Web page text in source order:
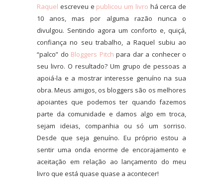
Raquel escreveu e publicou um livro há cerca de
10 anos, mas por alguma razão nunca o
divulgou. Sentindo agora um conforto e, quiçá,
confiança no seu trabalho, a Raquel subiu ao
“palco” do Bloggers Pitch para dar a conhecer o
seu livro. O resultado? Um grupo de pessoas a
apoiá-la e a mostrar interesse genuíno na sua
obra. Meus amigos, os bloggers são os melhores
apoiantes que podemos ter quando fazemos
parte da comunidade e damos algo em troca,
sejam ideias, companhia ou só um sorriso.
Desde que seja genuíno. Eu próprio estou a
sentir uma onda enorme de encorajamento e
aceitação em relação ao lançamento do meu
livro que está quase quase a acontecer!